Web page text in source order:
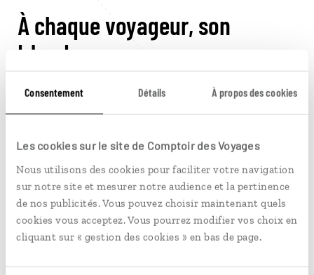
Consentement Détails À propos des cookies
Les cookies sur le site de Comptoir des Voyages
Nous utilisons des cookies pour faciliter votre navigation
sur notre site et mesurer notre audience et la pertinence
de nos publicités. Vous pouvez choisir maintenant quels
cookies vous acceptez. Vous pourrez modifier vos choix en
cliquant sur « gestion des cookies » en bas de page.
À chaque voyageur, son
Irlande
Quelques idées à vivre en famille
votreséjour en famille en Irlande, vos enfants
pourront assister aux entraînements d’un
adorable Border Collie, maître dans l’art de
rassembler ou disperser les troupeaux.
Suivre les pas de ses héros.Partir à la recherche
de l’Anneau comme Frodo, devenir un Jedi sous
armoire pour voyager à Narnia, ou aider Harry